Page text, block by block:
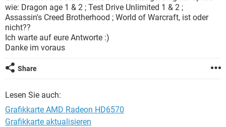
FACEBOOK HARDWARE
WHATSAPP TIKTOK
FACEBOOK
wie: Dragon age 1 & 2 ; Test Drive Unlimited 1 & 2 ;
Assassin's Creed Brotherhood ; World of Warcraft, ist oder
nicht??
Ich warte auf eure Antworte :)
Danke im voraus
Share
Lesen Sie auch:
Grafikkarte AMD Radeon HD6570
Grafikkarte aktualisieren